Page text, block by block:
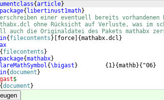
{article}
{ libertinust1math}
einer eventuell bereits vorhandenen
ohne Rücksicht auf Verluste, was im
auch die Originaldatei des Pakets mathabx
{ filecontents } force {mathabx.dcl }
{ filecontents }
{mathabx}
{\bigast } { 1}{mathb}{ "06}
{document }
$
{document }